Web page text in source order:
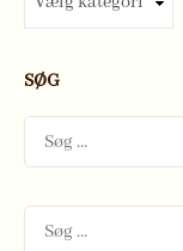
SØG
Søg
efter:
Søg
efter: